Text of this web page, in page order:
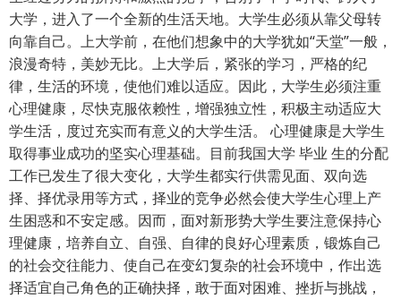
大学，进入了一个全新的生活天地。大学生必须从靠父母转
向靠自己。上大学前，在他们想象中的大学犹如“天堂”一般，
浪漫奇特，美妙无比。上大学后，紧张的学习，严格的纪
律，生活的环境，使他们难以适应。因此，大学生必须注重
心理健康，尽快克服依赖性，增强独立性，积极主动适应大
学生活，度过充实而有意义的大学生活。 心理健康是大学生
取得事业成功的坚实心理基础。目前我国大学 毕业 生的分配
工作已发生了很大变化，大学生都实行供需见面、双向选
择、择优录用等方式，择业的竞争必然会使大学生心理上产
生困惑和不安定感。因而，面对新形势大学生要注意保持心
理健康，培养自立、自强、自律的良好心理素质，锻炼自己
的社会交往能力、使自己在变幻复杂的社会环境中，作出选
择适宜自己角色的正确抉择，敢于面对困难、挫折与挑战，